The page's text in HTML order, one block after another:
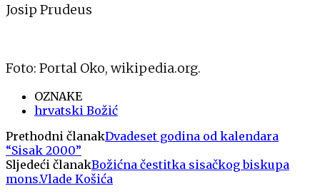
Josip Prudeus
Foto: Portal Oko, wikipedia.org.
OZNAKE
hrvatski Božić
Prethodni članakDvadeset godina od kalendara
“Sisak 2000”
Sljedeći članakBožićna čestitka sisačkog biskupa
mons.Vlade Košića